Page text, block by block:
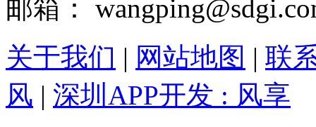
邮箱：
关于我们 | 网站地图 | 联
风 | 深圳APP开发 : 风享